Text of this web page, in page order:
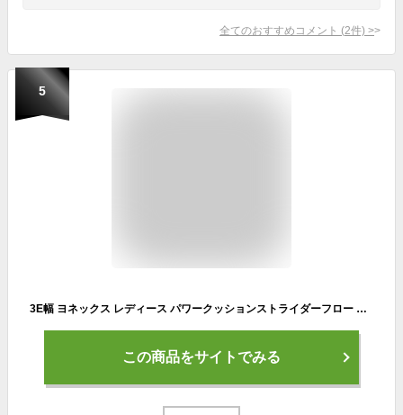
全てのおすすめコメント (2件) >
5
3E幅 ヨネックス レディース パワークッションストライダーフロー バドミントンシューズ 初心者おすすめ エントリーモデル ホワイト 白 送料無料 YONEX SHBSF1
この商品をサイトでみる